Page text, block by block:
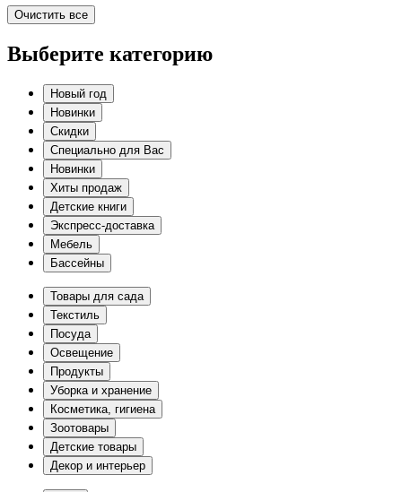
Очистить все
Выберите категорию
Новый год
Новинки
Скидки
Специально для Вас
Новинки
Хиты продаж
Детские книги
Экспресс-доставка
Мебель
Бассейны
Товары для сада
Текстиль
Посуда
Освещение
Продукты
Уборка и хранение
Косметика, гигиена
Зоотовары
Детские товары
Декор и интерьер